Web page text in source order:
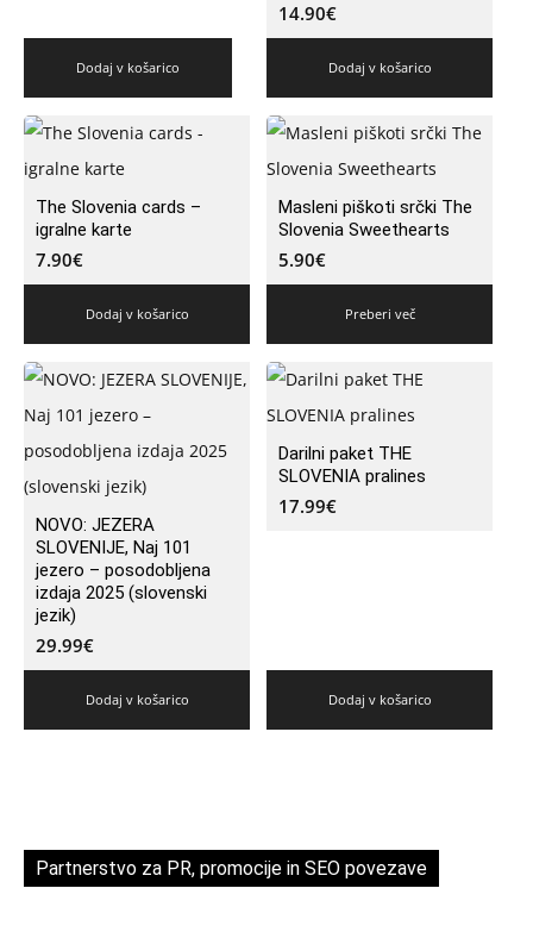
Dodaj v košarico
14.90€
Dodaj v košarico
The Slovenia cards –
igralne karte
7.90€
Dodaj v košarico
Masleni piškoti srčki The
Slovenia Sweethearts
5.90€
Preberi več
NOVO: JEZERA
SLOVENIJE, Naj 101
jezero – posodobljena
izdaja 2025 (slovenski
jezik)
29.99€
Dodaj v košarico
Darilni paket THE
SLOVENIA pralines
17.99€
Dodaj v košarico
Partnerstvo za PR, promocije in SEO povezave